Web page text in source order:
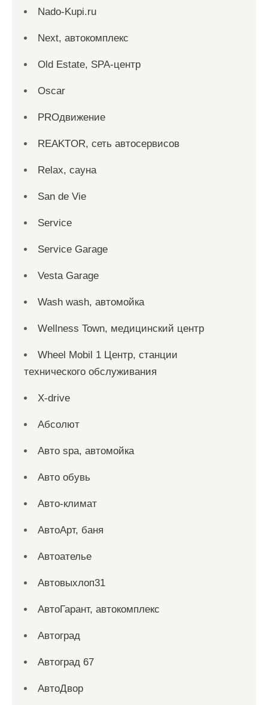
Nado-Kupi.ru
Next, автокомплекс
Old Estate, SPA-центр
Oscar
PROдвижение
REAKTOR, сеть автосервисов
Relax, сауна
San dе Vie
Service
Service Garage
Vesta Garage
Wash wash, автомойка
Wellness Town, медицинский центр
Wheel Mobil 1 Центр, станции
технического обслуживания
X-drive
Абсолют
Авто spa, автомойка
Авто обувь
Авто-климат
АвтоАрт, баня
Автоателье
Автовыхлоп31
АвтоГарант, автокомплекс
Автоград
Автоград 67
АвтоДвор